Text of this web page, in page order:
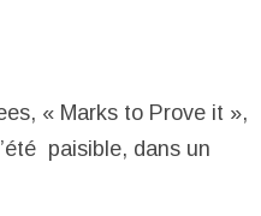
« Marks to Prove it »,
paisible, dans un